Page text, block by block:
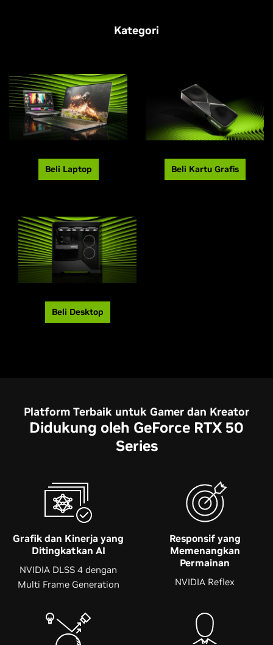
Kategori
Beli Laptop Beli Kartu Grafis
Beli Desktop
Platform Terbaik untuk Gamer dan Kreator
Didukung oleh GeForce RTX 50
Series
Grafik dan Kinerja yang
Ditingkatkan AI
NVIDIA DLSS 4 dengan
Multi Frame Generation
Responsif yang
Memenangkan
Permainan
NVIDIA Reflex